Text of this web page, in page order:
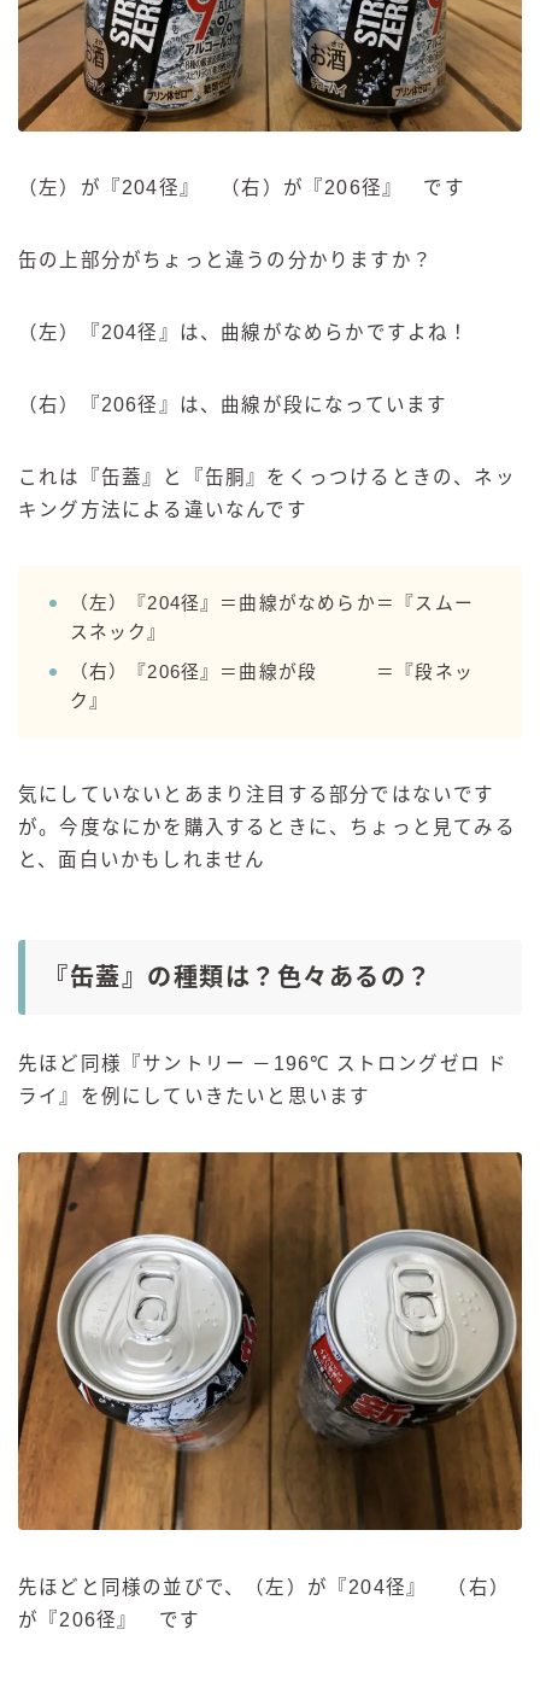
（左）が『204径』 （右）が『206径』 です
缶の上部分がちょっと違うの分かりますか？
（左）『204径』は、曲線がなめらかですよね！
（右）『206径』は、曲線が段になっています
これは『缶蓋』と『缶胴』をくっつけるときの、ネッ
キング方法による違いなんです
（左）『204径』＝曲線がなめらか＝『スムー
スネック』
（右）『206径』＝曲線が段 ＝『段ネッ
ク』
気にしていないとあまり注目する部分ではないです
が。今度なにかを購入するときに、ちょっと見てみる
と、面白いかもしれません
『缶蓋』の種類は？色々あるの？
先ほど同様『サントリー －196℃ ストロングゼロ ド
ライ』を例にしていきたいと思います
先ほどと同様の並びで、（左）が『204径』 （右）
が『206径』 です